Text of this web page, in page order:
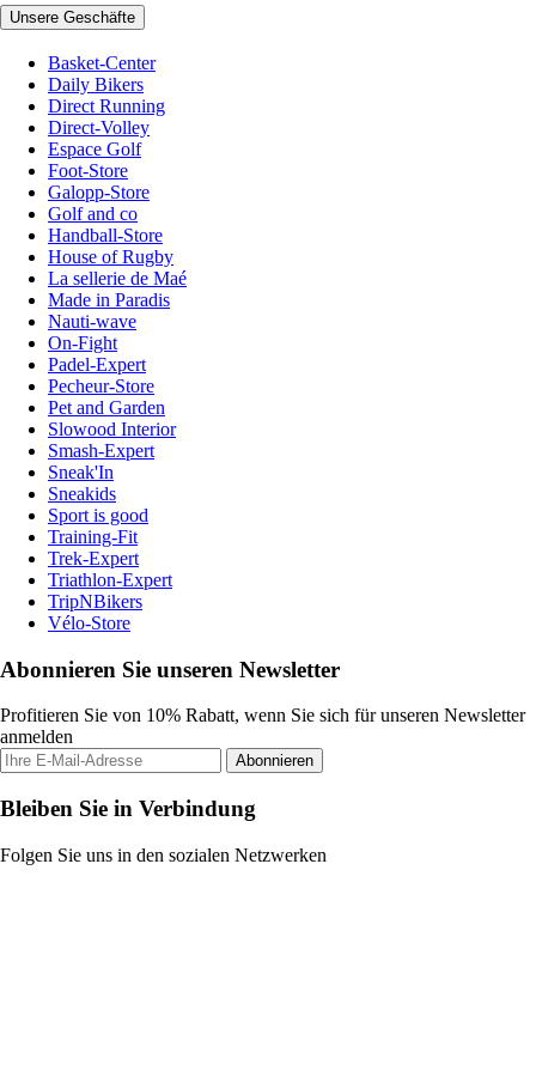
Unsere Geschäfte
Basket-Center
Daily Bikers
Direct Running
Direct-Volley
Espace Golf
Foot-Store
Galopp-Store
Golf and co
Handball-Store
House of Rugby
La sellerie de Maé
Made in Paradis
Nauti-wave
On-Fight
Padel-Expert
Pecheur-Store
Pet and Garden
Slowood Interior
Smash-Expert
Sneak'In
Sneakids
Sport is good
Training-Fit
Trek-Expert
Triathlon-Expert
TripNBikers
Vélo-Store
Abonnieren Sie unseren Newsletter
Profitieren Sie von 10% Rabatt, wenn Sie sich für unseren Newsletter
anmelden
Abonnieren
Bleiben Sie in Verbindung
Folgen Sie uns in den sozialen Netzwerken